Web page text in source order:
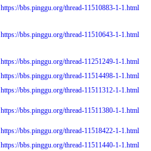
https://bbs.pinggu.org/thread-11510883-1-1.html
https://bbs.pinggu.org/thread-11510643-1-1.html
https://bbs.pinggu.org/thread-11251249-1-1.html
https://bbs.pinggu.org/thread-11514498-1-1.html
https://bbs.pinggu.org/thread-11511312-1-1.html
https://bbs.pinggu.org/thread-11511380-1-1.html
https://bbs.pinggu.org/thread-11518422-1-1.html
https://bbs.pinggu.org/thread-11511440-1-1.html